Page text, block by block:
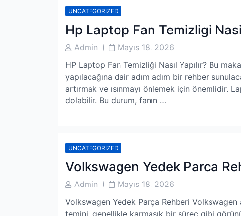
UNCATEGORIZED
Hp Laptop Fan Temizligi
PostAdmin
PostMayıs 18, 2026
HP Laptop Fan Temizliği Nasıl Yapılır? Bu
yapılacağına dair adım adım bir rehber
artırmak ve ısınmayı önlemek için önemlidir.
dolabilir. Bu durum, fanın …
UNCATEGORIZED
Volkswagen Yedek Parca
PostAdmin
PostMayıs 18, 2026
Volkswagen Yedek Parça Rehberi
temini, genellikle karmaşık bir süreç gibi